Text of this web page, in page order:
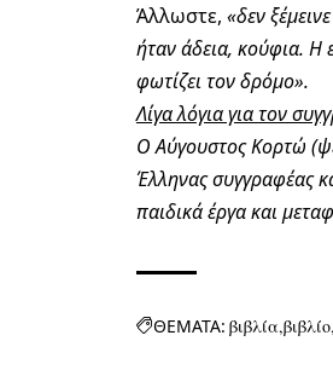
Άλλωστε, «δεν
ήταν άδεια, κούφια. Η
φωτίζει τον δρόμο».
Λίγα λόγια για τον
Ο Αύγουστος Κορτώ
Έλληνας συγγραφέας
παιδικά έργα και
ΘΕΜΑΤΑ: βιβλία βιβλίο